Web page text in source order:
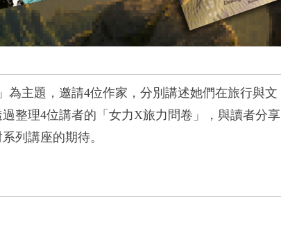
為主題，邀請4位作家，分別講述她們在旅行與文
整理4位講者的「女力X旅力問卷」，與讀者分享
列講座的期待。